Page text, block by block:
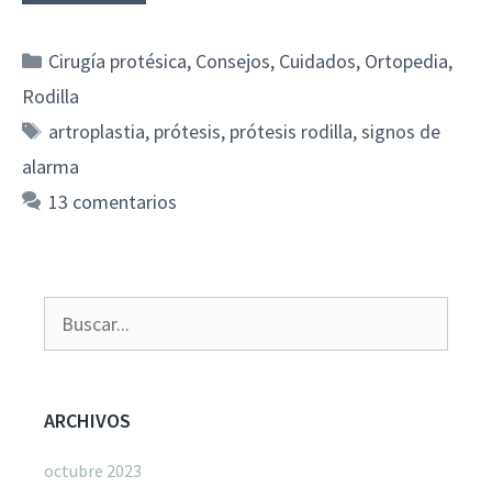
Categorías
Cirugía protésica, Consejos, Cuidados, Ortopedia,
Rodilla
Etiquetas
artroplastia, prótesis, prótesis rodilla,signos de
alarma
13 comentarios
ARCHIVOS
octubre 2023